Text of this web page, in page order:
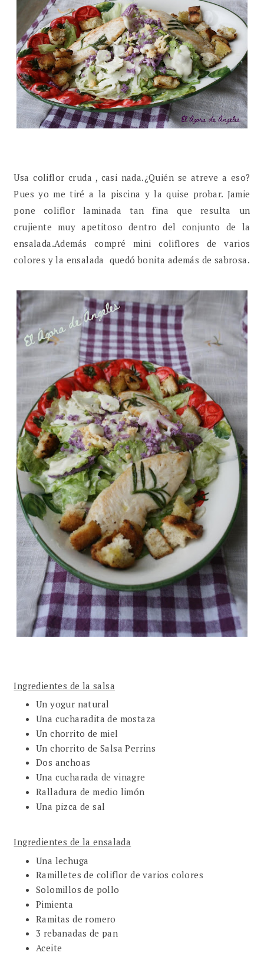
Usa coliflor cruda , casi nada.¿Quién se atreve a eso?
Pues yo me tiré a la piscina y la quise probar. Jamie
pone coliflor laminada tan fina que resulta un
crujiente muy apetitoso dentro del conjunto de la
ensalada.Además compré mini coliflores de varios
colores y la ensalada quedó bonita además de sabrosa.
Ingredientes de la salsa
Un yogur natural
Una cucharadita de mostaza
Un chorrito de miel
Un chorrito de Salsa Perrins
Dos anchoas
Una cucharada de vinagre
Ralladura de medio limón
Una pizca de sal
Ingredientes de la ensalada
Una lechuga
Ramilletes de coliflor de varios colores
Solomillos de pollo
Pimienta
Ramitas de romero
3 rebanadas de pan
Aceite